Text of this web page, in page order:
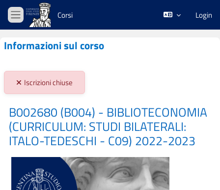
Vai al contenuto principale
Pannello laterale
Corsi Login
Informazioni sul corso
Stato iscrizioni:
Iscrizioni chiuse
B002680 (B004) - BIBLIOTECONOMIA
(CURRICULUM: STUDI BILATERALI:
ITALO-TEDESCHI - C09) 2022-2023